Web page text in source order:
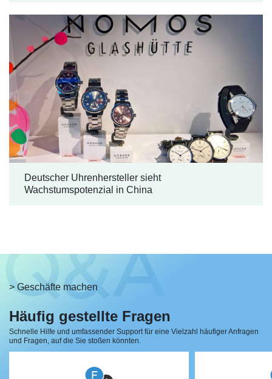
Deutscher Uhrenhersteller sieht
Wachstumspotenzial in China
> Geschäfte machen
Häufig gestellte Fragen
Schnelle Hilfe und umfassender Support für eine Vielzahl häufiger Anfragen
und Fragen, auf die Sie stoßen könnten.